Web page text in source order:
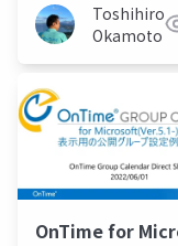
Toshihiro
Okamoto
OnTime for